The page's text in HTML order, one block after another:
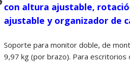
con altura ajustable,
ajustable y organizador de
Soporte para monitor doble, de
9,97 kg (por brazo). Para escritorios